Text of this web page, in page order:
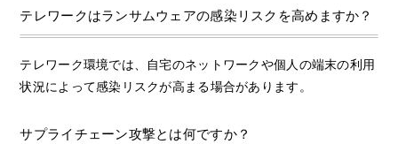
テレワークはランサムウェアの感染リスクを高めますか？
テレワーク環境では、自宅のネットワークや個人の端末の利用
状況によって感染リスクが高まる場合があります。
サプライチェーン攻撃とは何ですか？